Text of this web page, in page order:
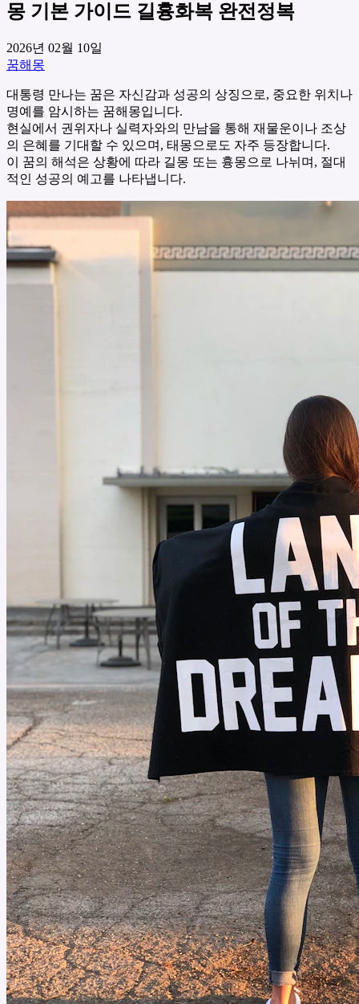
몽 기본 가이드 길흉화복 완전정복
2026년 02월 10일
꿈해몽
대통령 만나는 꿈은 자신감과 성공의 상징으로, 중요한 위치나
명예를 암시하는 꿈해몽입니다.
현실에서 권위자나 실력자와의 만남을 통해 재물운이나 조상
의 은혜를 기대할 수 있으며, 태몽으로도 자주 등장합니다.
이 꿈의 해석은 상황에 따라 길몽 또는 흉몽으로 나뉘며, 절대
적인 성공의 예고를 나타냅니다.